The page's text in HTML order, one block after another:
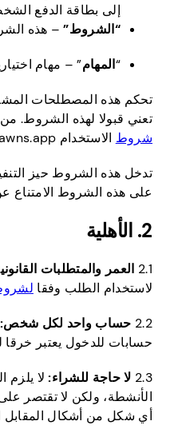
إلى بطاقة الدفع
“الشروط”– هذه
“المهام” – مهام
تعني قبولا لهذه الشروط.
شروط الاستخدام Pawns.app
على هذه الشروط الامتناع
2. الأهلية
2.1 العمر والمتطلبات
لاستخدام الطلب وفقا
2.2 حساب واحد لكل شخص:
حسابات للدخول يعتبر خرقا
2.3 لا حاجة للشراء:لا يلزم
الأنشطة، ولكن لا تقتصر
أي شكل من أشكال المقابل